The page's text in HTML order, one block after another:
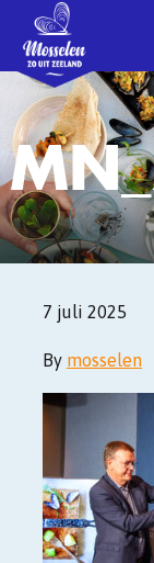
7 juli 2025
By mosselen